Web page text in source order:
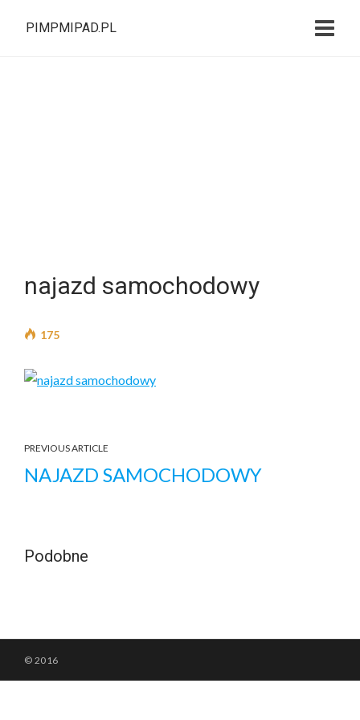
PIMPMIPAD.PL
najazd samochodowy
175
PREVIOUS ARTICLE
NAJAZD SAMOCHODOWY
Podobne
© 2016